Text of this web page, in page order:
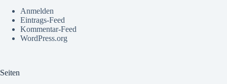
Anmelden
Eintrags-Feed
Kommentar-Feed
WordPress.org
Seiten